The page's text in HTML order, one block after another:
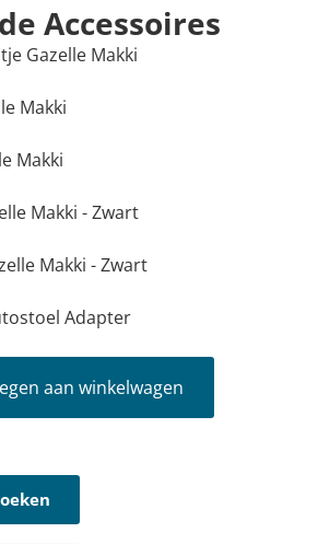
Accessoires
Gazelle Makki
Makki
Makki
Makki - Zwart
Makki - Zwart
Adapter
aan winkelwagen